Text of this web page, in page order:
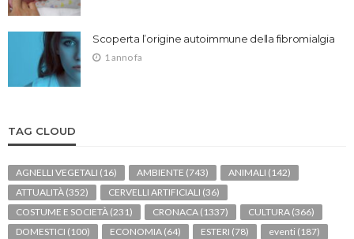
Scoperta l’origine autoimmune della fibromialgia
1 anno fa
TAG CLOUD
AGNELLI VEGETALI (16) AMBIENTE (743) ANIMALI (142)
ATTUALITÀ (352) CERVELLI ARTIFICIALI (36)
COSTUME E SOCIETÀ (231) CRONACA (1337) CULTURA (366)
DOMESTICI (100) ECONOMIA (64) ESTERI (78) eventi (187)